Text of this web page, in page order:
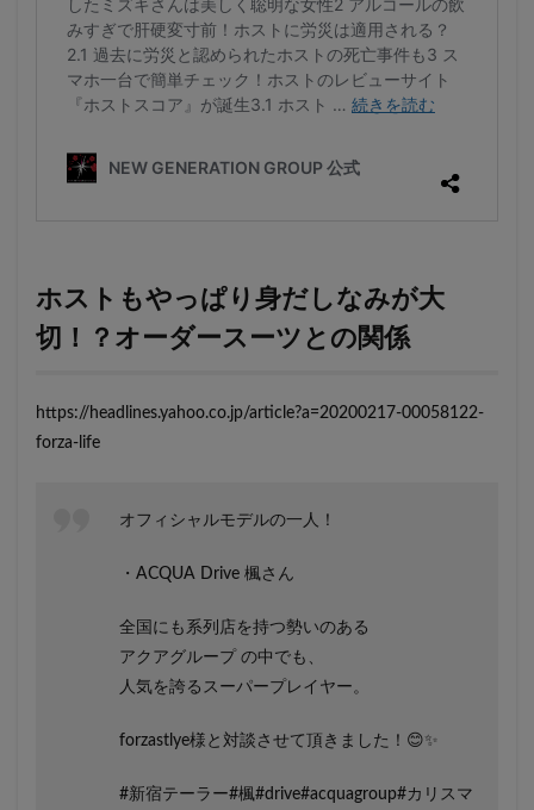
ホストもやっぱり身だしなみが大
切！？オーダースーツとの関係
https://headlines.yahoo.co.jp/article?a=20200217-00058122-
forza-life
オフィシャルモデルの一人！
・ACQUA Drive 楓さん
全国にも系列店を持つ勢いのある
アクアグループ の中でも、
人気を誇るスーパープレイヤー。
forzastlye様と対談させて頂きました！😊✨
#新宿テーラー#楓#drive#acquagroup#カリスマ